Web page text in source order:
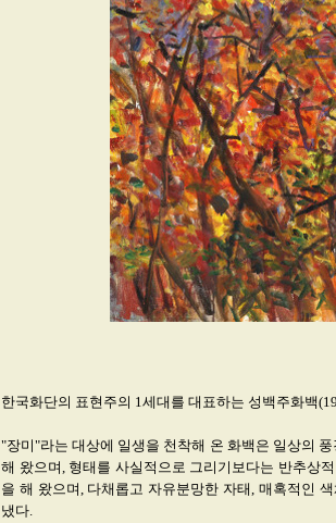
한국화단의 표현주의 1세대를 대표하는 성백주화백
"장미"라는 대상에 일생을 천착해 온 화백은 일상의
해 왔으며, 형태를 사실적으로 그리기보다는 반추상
을 해 왔으며, 다채롭고 자유분망한 자태, 매혹적인
냈다.